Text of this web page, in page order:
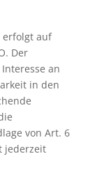
erfolgt auf
Der
an
in den
von Art. 6
jederzeit